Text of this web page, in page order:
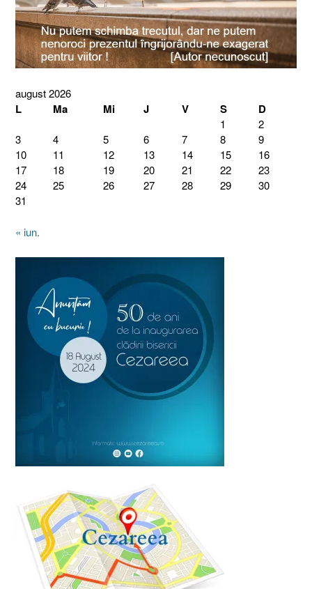
august 2026
L Ma Mi J V S D
1
2
3
4 5 6 7 8
9
10
11 12 13 14 15
16
17
18 19 20 21 22
23
24
25 26 27 28 29
30
31
« iun.